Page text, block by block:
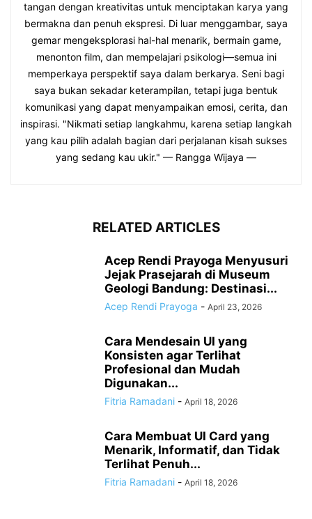
tangan dengan kreativitas untuk menciptakan karya yang
bermakna dan penuh ekspresi. Di luar menggambar, saya
gemar mengeksplorasi hal-hal menarik, bermain game,
menonton film, dan mempelajari psikologi—semua ini
memperkaya perspektif saya dalam berkarya. Seni bagi
saya bukan sekadar keterampilan, tetapi juga bentuk
komunikasi yang dapat menyampaikan emosi, cerita, dan
inspirasi. "Nikmati setiap langkahmu, karena setiap langkah
yang kau pilih adalah bagian dari perjalanan kisah sukses
yang sedang kau ukir." — Rangga Wijaya —
RELATED ARTICLES
Acep Rendi Prayoga Menyusuri
Jejak Prasejarah di Museum
Geologi Bandung: Destinasi...
Acep Rendi Prayoga - April 23, 2026
Cara Mendesain UI yang
Konsisten agar Terlihat
Profesional dan Mudah
Digunakan...
Fitria Ramadani - April 18, 2026
Cara Membuat UI Card yang
Menarik, Informatif, dan Tidak
Terlihat Penuh...
Fitria Ramadani - April 18, 2026